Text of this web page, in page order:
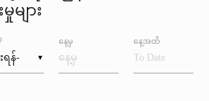
များ
▼
နေ့မှ နေ့အထိ